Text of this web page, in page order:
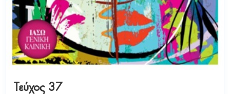
Τεύχος 37